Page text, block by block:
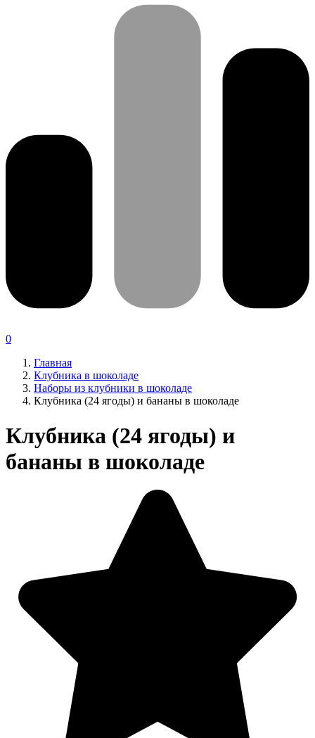
0
Главная
Клубника в шоколаде
Наборы из клубники в шоколаде
Клубника (24 ягоды) и бананы в шоколаде
Клубника (24 ягоды) и
бананы в шоколаде